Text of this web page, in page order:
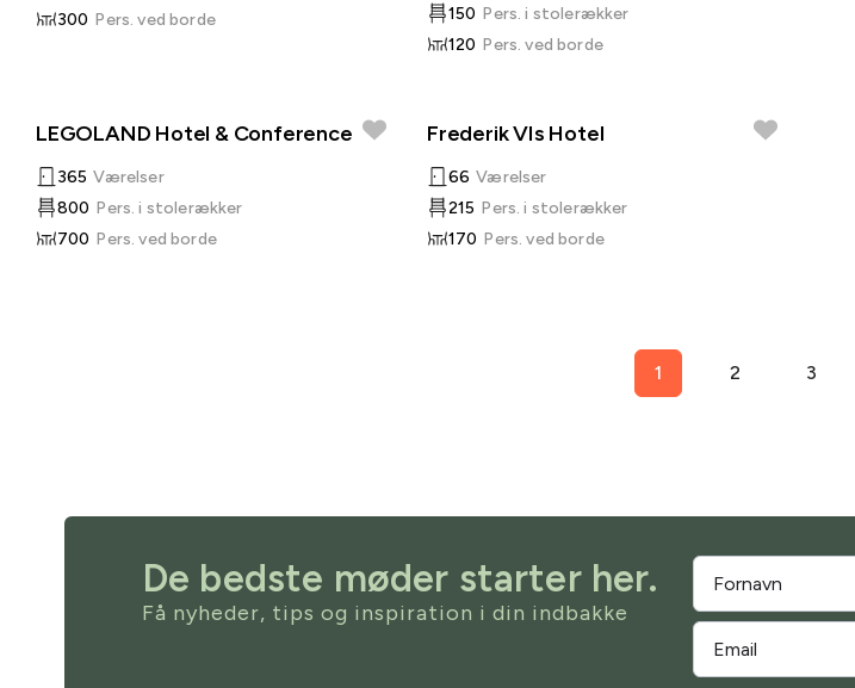
300 Pers. ved borde
150 Pers. i stolerækker
120 Pers. ved borde
LEGOLAND Hotel & Conference
365 Værelser
800 Pers. i stolerækker
700 Pers. ved borde
Frederik VIs Hotel
66 Værelser
215 Pers. i stolerækker
170 Pers. ved borde
1 2 3
De bedste møder starter her.
Få nyheder, tips og inspiration i din indbakke